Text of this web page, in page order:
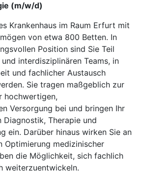
(m/w/d)
Krankenhaus im Raum Erfurt mit
von etwa 800 Betten. In
Position sind Sie Teil
interdisziplinären Teams, in
und fachlicher Austausch
Sie tragen maßgeblich zur
hochwertigen,
Versorgung bei und bringen Ihr
Diagnostik, Therapie und
ein. Darüber hinaus wirken Sie an
Optimierung medizinischer
die Möglichkeit, sich fachlich
weiterzuentwickeln.